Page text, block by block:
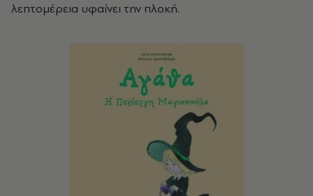
λεπτομέρεια υφαίνει την πλοκή.